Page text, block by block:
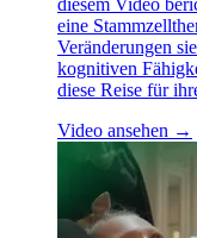
eine
Veränderungen
kognitiven
diese Reise für
Video ansehen →